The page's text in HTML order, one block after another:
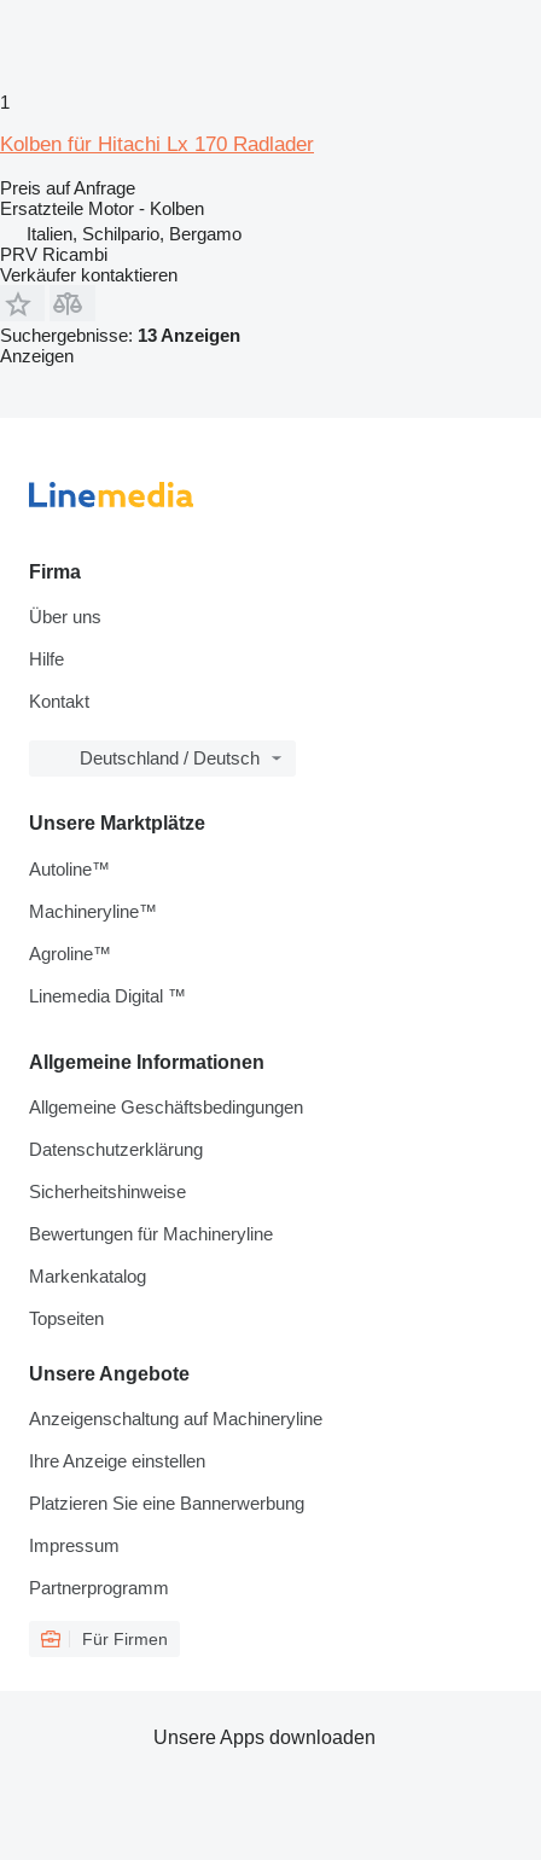
1
Kolben für Hitachi Lx 170 Radlader
Preis auf Anfrage
Ersatzteile Motor - Kolben
Italien, Schilpario, Bergamo
PRV Ricambi
Verkäufer kontaktieren
Suchergebnisse: 13 Anzeigen
Anzeigen
Firma
Über uns
Hilfe
Kontakt
Deutschland / Deutsch
Allgemeine Informationen
Allgemeine Geschäftsbedingungen
Datenschutzerklärung
Sicherheitshinweise
Bewertungen für Machineryline
Markenkatalog
Topseiten
Unsere Angebote
Anzeigenschaltung auf Machineryline
Ihre Anzeige einstellen
Platzieren Sie eine Bannerwerbung
Impressum
Partnerprogramm
Für Firmen
Unsere Marktplätze
Autoline™
Machineryline™
Agroline™
Linemedia Digital ™
Unsere Apps downloaden